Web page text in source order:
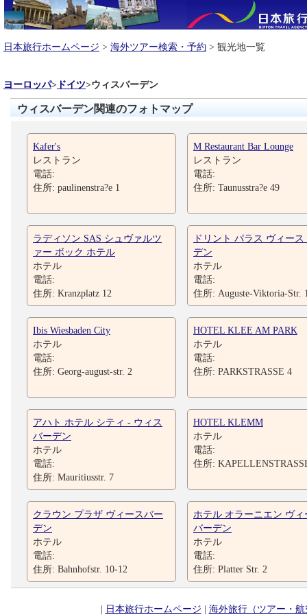
日本旅行ホームページ > 海外ツアー検索・予約 > 観光地一覧
ヨーロッパ> ドイツ>ウィスバーデン
ウィスバーデン関連のフォトマップ
Kafer's
レストラン
電話:
住所: paulinenstra?e 1
M Restaurant Bar Lounge
レストラン
電話:
住所: Taunusstra?e 49
ラディソン SAS シュヴァルツ
ァー ボック ホテル
ホテル
電話:
住所: Kranzplatz 12
ドリント パラス ヴィース
デン
ホテル
電話:
住所: Auguste-Viktoria-Str.
Ibis Wiesbaden City
ホテル
電話:
住所: Georg-august-str. 2
HOTEL KLEE AM PARK
ホテル
電話:
住所: PARKSTRASSE 4
アハト ホテル シティ - ウィス
バーデン
ホテル
電話:
住所: Mauritiusstr. 7
HOTEL KLEMM
ホテル
電話:
住所:
クラウン プラザ ヴィースバー
デン
ホテル
電話:
住所: Bahnhofstr. 10-12
ホテル オラーニエン ヴィ
バーデン
ホテル
電話:
住所: Platter Str. 2
| 日本旅行ホームページ | 海外旅行（ツアー・航